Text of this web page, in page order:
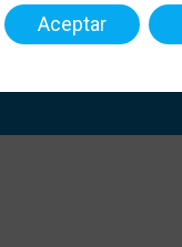
Aceptar